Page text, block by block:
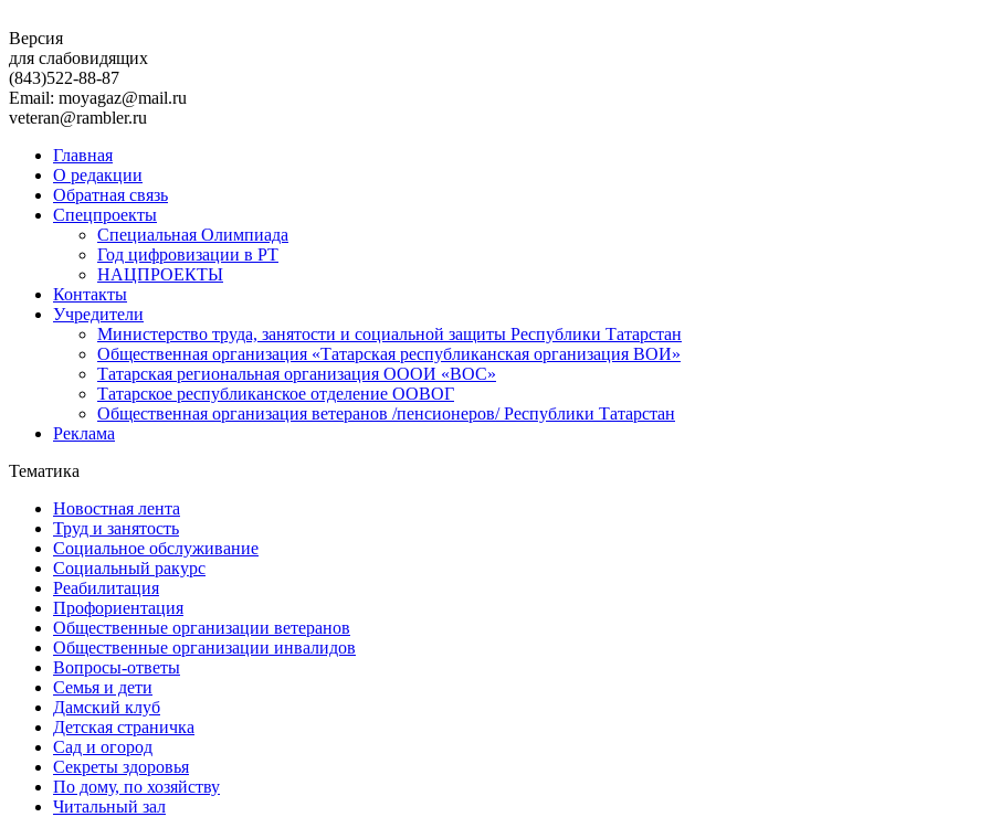
Версия
для слабовидящих
(843)522-88-87
Email: moyagaz@mail.ru
veteran@rambler.ru
Главная
О редакции
Обратная связь
Спецпроекты
Специальная Олимпиада
Год цифровизации в РТ
НАЦПРОЕКТЫ
Контакты
Учредители
Министерство труда, занятости и социальной защиты Республики Татарстан
Общественная организация «Татарская республиканская организация ВОИ»
Татарская региональная организация ОООИ «ВОС»
Татарское республиканское отделение ООВОГ
Общественная организация ветеранов /пенсионеров/ Республики Татарстан
Реклама
Тематика
Новостная лента
Труд и занятость
Социальное обслуживание
Социальный ракурс
Реабилитация
Профориентация
Общественные организации ветеранов
Общественные организации инвалидов
Вопросы-ответы
Семья и дети
Дамский клуб
Детская страничка
Сад и огород
Секреты здоровья
По дому, по хозяйству
Читальный зал